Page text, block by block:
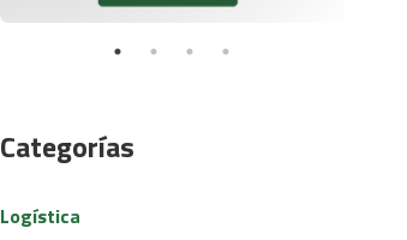
Categorías
Logística